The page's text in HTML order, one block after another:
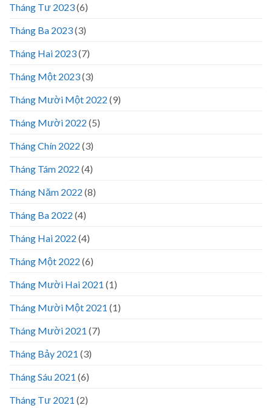
Tháng Tư 2023(6)
Tháng Ba 2023(3)
Tháng Hai 2023(7)
Tháng Một 2023(3)
Tháng Mười Một 2022 (9)
Tháng Mười 2022 (5)
Tháng Chín 2022 (3)
Tháng Tám 2022 (4)
Tháng Năm 2022 (8)
Tháng Ba 2022 (4)
Tháng Hai 2022 (4)
Tháng Một 2022 (6)
Tháng Mười Hai 2021 (1)
Tháng Mười Một 2021 (1)
Tháng Mười 2021 (7)
Tháng Bảy 2021 (3)
Tháng Sáu 2021 (6)
Tháng Tư 2021 (2)